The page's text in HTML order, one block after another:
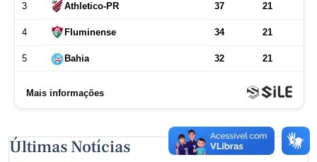
Últimas Notícias